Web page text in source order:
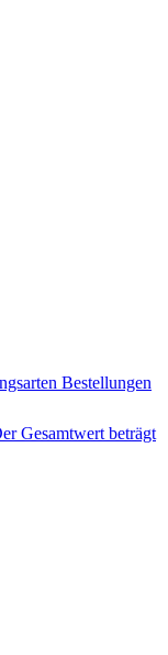
Bestellungen
Gesamtwert beträgt